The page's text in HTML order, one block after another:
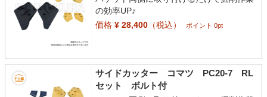
の効率UP♪
価格¥ 28,400（税込） ポイント 0pt
サイドカッター コマツ PC20-7 RL
セット ボルト付